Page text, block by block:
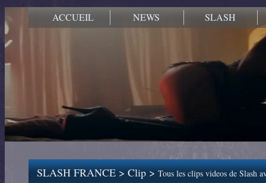
ACCUEIL NEWS SLASH
SLASH FRANCE>Clip>Tous les clips videos de Slash